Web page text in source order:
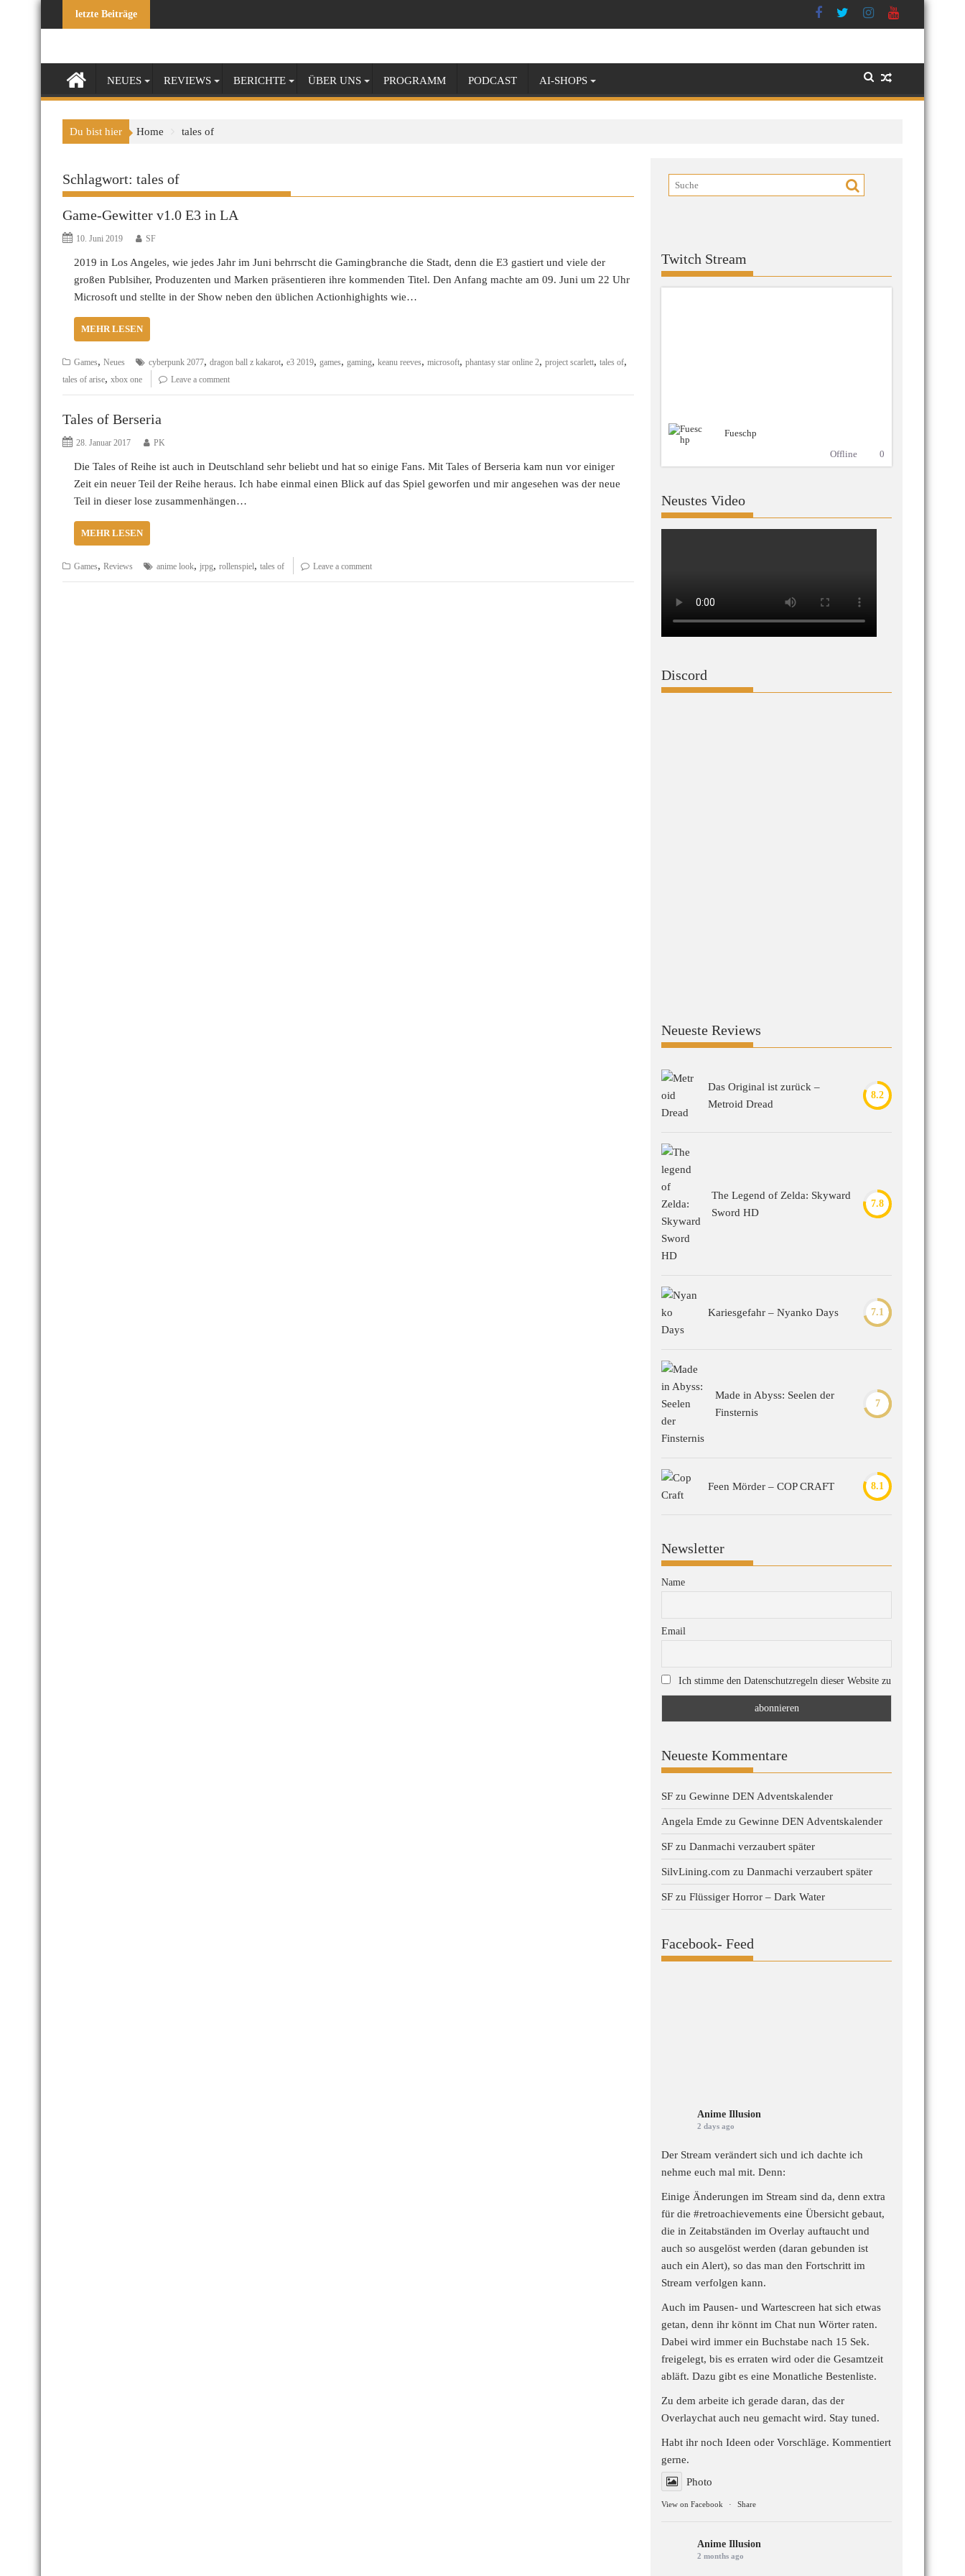
letzte Beiträge
NEUES REVIEWS BERICHTE ÜBER UNS PROGRAMM PODCAST AI-SHOPS
Du bist hier Home tales of
Schlagwort: tales of
Game-Gewitter v1.0 E3 in LA
10. Juni 2019 SF
2019 in Los Angeles, wie jedes Jahr im Juni behrrscht die Gamingbranche die Stadt, denn die E3 gastiert und viele der
großen Publsiher, Produzenten und Marken präsentieren ihre kommenden Titel. Den Anfang machte am 09. Juni um 22 Uhr
Microsoft und stellte in der Show neben den üblichen Actionhighights wie…
MEHR LESEN
Games, Neues cyberpunk 2077, dragon ball z kakarot, e3 2019, games, gaming, keanu reeves, microsoft, phantasy star online 2, project scarlett, tales of,
tales of arise, xbox one Leave a comment
Tales of Berseria
28. Januar 2017 PK
Die Tales of Reihe ist auch in Deutschland sehr beliebt und hat so einige Fans. Mit Tales of Berseria kam nun vor einiger
Zeit ein neuer Teil der Reihe heraus. Ich habe einmal einen Blick auf das Spiel geworfen und mir angesehen was der neue
Teil in dieser lose zusammenhängen…
MEHR LESEN
Games, Reviews anime look, jrpg, rollenspiel, tales of Leave a comment
Twitch Stream
Fueschp
Offline
0
Neustes Video
Discord
Neueste Reviews
Das Original ist zurück –
Metroid Dread
8.2
The Legend of Zelda: Skyward
Sword HD
7.8
Kariesgefahr – Nyanko Days 7.1
Made in Abyss: Seelen der
Finsternis
7
Feen Mörder – COP CRAFT 8.1
Newsletter
Name
Email
Ich stimme den Datenschutzregeln dieser Website zu
Neueste Kommentare
SF zu Gewinne DEN Adventskalender
Angela Emde zu Gewinne DEN Adventskalender
SF zu Danmachi verzaubert später
SilvLining.com zu Danmachi verzaubert später
SF zu Flüssiger Horror – Dark Water
Facebook- Feed
Anime Illusion
2 days ago
Der Stream verändert sich und ich dachte ich
nehme euch mal mit. Denn:
Einige Änderungen im Stream sind da, denn extra
für die #retroachievements eine Übersicht gebaut,
die in Zeitabständen im Overlay auftaucht und
auch so ausgelöst werden (daran gebunden ist
auch ein Alert), so das man den Fortschritt im
Stream verfolgen kann.
Auch im Pausen- und Wartescreen hat sich etwas
getan, denn ihr könnt im Chat nun Wörter raten.
Dabei wird immer ein Buchstabe nach 15 Sek.
freigelegt, bis es erraten wird oder die Gesamtzeit
abläft. Dazu gibt es eine Monatliche Bestenliste.
Zu dem arbeite ich gerade daran, das der
Overlaychat auch neu gemacht wird. Stay tuned.
Habt ihr noch Ideen oder Vorschläge. Kommentiert
gerne.
Photo
View on Facebook · Share
Anime Illusion
2 months ago